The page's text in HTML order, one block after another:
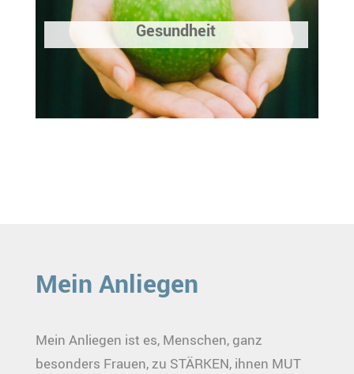
Gesundheit
Mein Anliegen
Mein Anliegen ist es, Menschen, ganz
besonders Frauen, zu STÄRKEN, ihnen MUT